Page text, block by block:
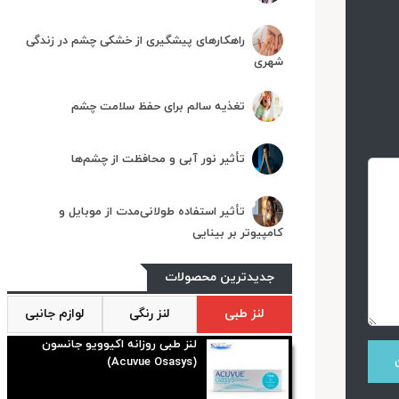
راهکارهای پیشگیری از خشکی چشم در زندگی
شهری
تغذیه سالم برای حفظ سلامت چشم
تأثیر نور آبی و محافظت از چشم‌ها
تأثیر استفاده طولانی‌مدت از موبایل و
کامپیوتر بر بینایی
جدیدترین محصولات
لنز طبی لنز رنگی لوازم جانبی
لنز طبی روزانه اکیوویو جانسون
(Acuvue Osasys)